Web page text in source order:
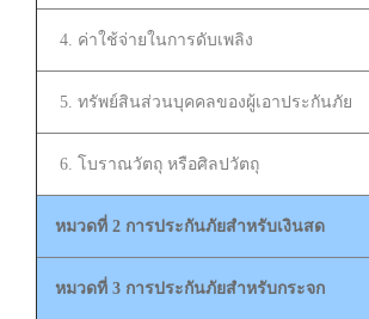
4. ค่าใช้จ่ายในการดับเพลิง
5. ทรัพย์สินส่วนบุคคลของผู้เอาประกันภัย
6. โบราณวัตถุ หรือศิลปวัตถุ
หมวดที่ 2 การประกันภัยสำหรับเงินสด
หมวดที่ 3 การประกันภัยสำหรับกระจก